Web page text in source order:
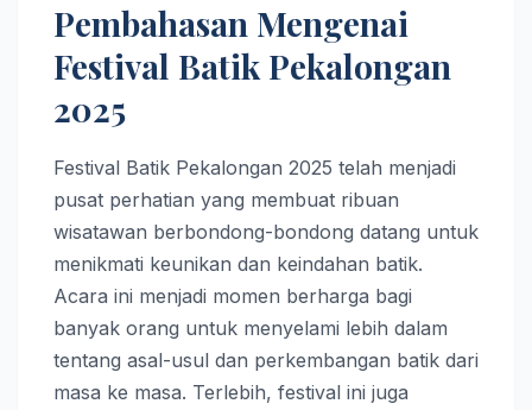
Pembahasan Mengenai
Festival Batik Pekalongan
2025
Festival Batik Pekalongan 2025 telah menjadi
pusat perhatian yang membuat ribuan
wisatawan berbondong-bondong datang untuk
menikmati keunikan dan keindahan batik.
Acara ini menjadi momen berharga bagi
banyak orang untuk menyelami lebih dalam
tentang asal-usul dan perkembangan batik dari
masa ke masa. Terlebih, festival ini juga